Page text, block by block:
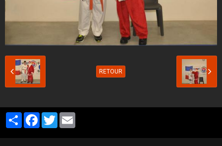
RETOUR
PartagerFacebook
Twitter